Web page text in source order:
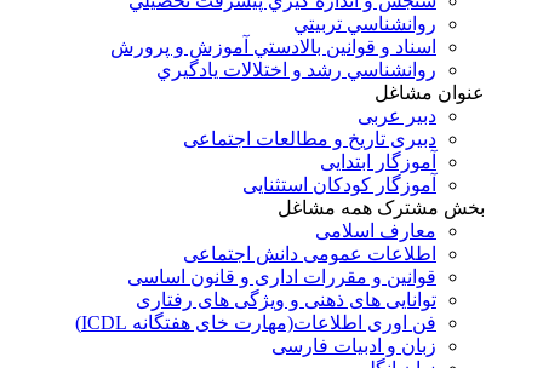
روانشناسي تربيتي
اسناد و قوانين بالادستي آموزش و پرورش
روانشناسي رشد و اختلالات يادگيري
عنوان مشاغل
دبير عربی
دبیری تاریخ و مطالعات اجتماعی
آموزگار ابتدایی
آموزگار کودکان استثنایی
بخش مشترک همه مشاغل
معارف اسلامی
اطلاعات عمومی دانش اجتماعی
قوانین و مقررات اداری و قانون اساسی
توانایی های ذهنی و ویژگی های رفتاری
فن اوری اطلاعات(مهارت خای هفتگانه ICDL)
زبان و ادبیات فارسی